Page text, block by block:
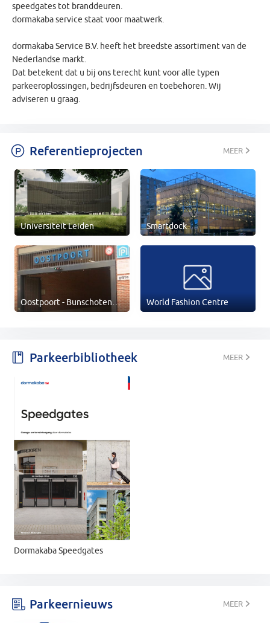
speedgates tot branddeuren.
dormakaba service staat voor maatwerk.
dormakaba Service B.V. heeft het breedste assortiment van de
Nederlandse markt.
Dat betekent dat u bij ons terecht kunt voor alle typen
parkeeroplossingen, bedrijfsdeuren en toebehoren. Wij
adviseren u graag.
Referentieprojecten MEER
Universiteit Leiden Smartdock
Oostpoort - Bunschoten
World Fashion Centre
Parkeerbibliotheek MEER
Dormakaba Speedgates
Parkeernieuws MEER